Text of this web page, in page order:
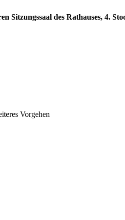
Sitzungssaal des Rathauses, 4.
Vorgehen